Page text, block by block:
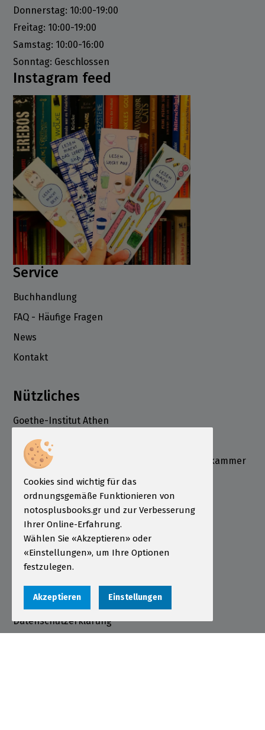
Donnerstag: 10:00-19:00
Freitag: 10:00-19:00
Samstag: 10:00-16:00
Sonntag: Geschlossen
Instagram feed
Service
Buchhandlung
FAQ - Häufige Fragen
News
Kontakt
Nützliches
Goethe-Institut Athen
Deutsche Schule Athen
Deutsch-Griechische Industrie- und Handelskammer
ÖSD Institut Griechenland
Informationen
Bestellung
Zahlungsarten
Sendungen
Nutzungsbedingungen
Datenschutzerklärung
Cookies sind wichtig für das
ordnungsgemäße Funktionieren von
notosplusbooks.gr und zur Verbesserung
Ihrer Online-Erfahrung.
Wählen Sie «Akzeptieren» oder
«Einstellungen», um Ihre Optionen
festzulegen.
Akzeptieren Einstellungen